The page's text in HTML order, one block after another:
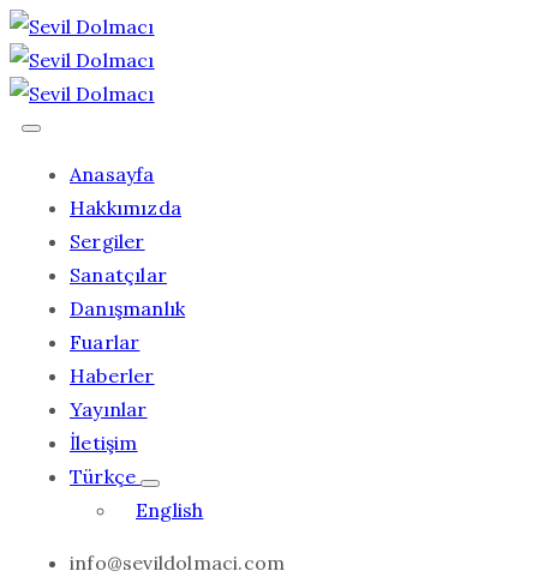
Anasayfa
Hakkımızda
Sergiler
Sanatçılar
Danışmanlık
Fuarlar
Haberler
Yayınlar
İletişim
Türkçe
English
info@sevildolmaci.com